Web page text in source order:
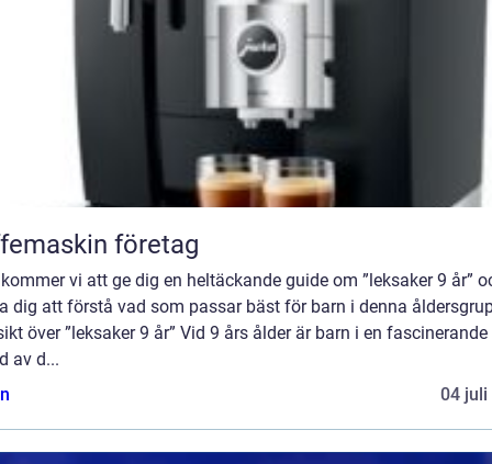
företag
vi att ge dig en heltäckande guide om ”leksaker 9 år”
dig att förstå vad som passar bäst för barn i denna
över ”leksaker 9 år” Vid 9 års ålder är barn i en fascinerande
av d...
04 juli